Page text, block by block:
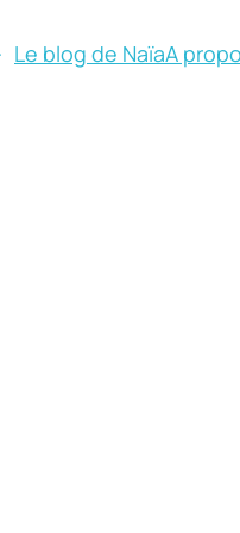
Le blog de NaïaA